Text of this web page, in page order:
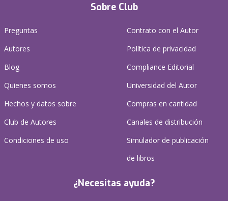
Sobre Club
Preguntas
Autores
Blog
Quienes somos
Hechos y datos sobre
Club de Autores
Condiciones de uso
Contrato con el Autor
Política de privacidad
Compliance Editorial
Universidad del Autor
Compras en cantidad
Canales de distribución
Simulador de publicación
de libros
¿Necesitas ayuda?